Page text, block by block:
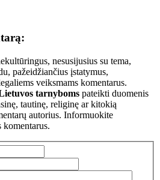
nesusijusius su tema,
pažeidžiančius įstatymus,
veiksmams komentarus.
tarnyboms pateikti duomenis
tautinę, religinę ar kitokią
autorius. Informuokite
komentarus.